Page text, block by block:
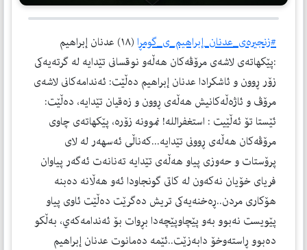
#زنجيره‌ى_عدنان_إبراهيم_ى_گومڕا
(١٨) عدنان إبراهيم
:پێكهاته‌ى لاشه‌ى مرۆڤه‌كان هه‌ڵه‌و نوقسانى تێدايه‌ له‌ گرته‌يه‌كى
زۆر ڕوون و ئاشكرادا عدنان إبراهيم ده‌ڵێت: ئه‌ندامه‌كانى لاشه‌ى
مرۆڤ و ئاژه‌ڵه‌كانيش هه‌ڵه‌ى ڕوون و زه‌قيان تێدايه‌، ده‌ڵێت:
ئێستا تۆ ئه‌ڵێيت : استغفرالله! نموونه‌ زۆره‌، پێكهاته‌ى چاوى
مرۆڤه‌كان هه‌ڵه‌ى ڕوونى تێدايه‌...كه‌ناڵى ئه‌سهه‌ر له‌ لاى
پرۆستات و حه‌وزى پياو هه‌ڵه‌ى تێدايه‌ ته‌نانه‌ت ئه‌گه‌ر پياوان
فرياى خۆيان نه‌كه‌ون له‌ كاتى گونجاودا ئه‌و هه‌ڵانه‌ ده‌بنه‌
هۆكارى مردن..ڕه‌خنه‌يه‌كى تريش ده‌گرێت ده‌ڵێت ئاوى پياو
پێويست نه‌بوو به‌و پێچاوپێچه‌دا بڕوات بۆ ئه‌ندامه‌كه‌ي، به‌ڵكو
ده‌بوو ڕاسته‌وخۆ دابه‌زێت..ئێمه‌ ده‌مانوت عدنان إبراهيم